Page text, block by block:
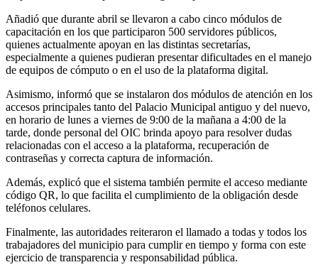
Añadió que durante abril se llevaron a cabo cinco módulos de
capacitación en los que participaron 500 servidores públicos,
quienes actualmente apoyan en las distintas secretarías,
especialmente a quienes pudieran presentar dificultades en el manejo
de equipos de cómputo o en el uso de la plataforma digital.
Asimismo, informó que se instalaron dos módulos de atención en los
accesos principales tanto del Palacio Municipal antiguo y del nuevo,
en horario de lunes a viernes de 9:00 de la mañana a 4:00 de la
tarde, donde personal del OIC brinda apoyo para resolver dudas
relacionadas con el acceso a la plataforma, recuperación de
contraseñas y correcta captura de información.
Además, explicó que el sistema también permite el acceso mediante
código QR, lo que facilita el cumplimiento de la obligación desde
teléfonos celulares.
Finalmente, las autoridades reiteraron el llamado a todas y todos los
trabajadores del municipio para cumplir en tiempo y forma con este
ejercicio de transparencia y responsabilidad pública.